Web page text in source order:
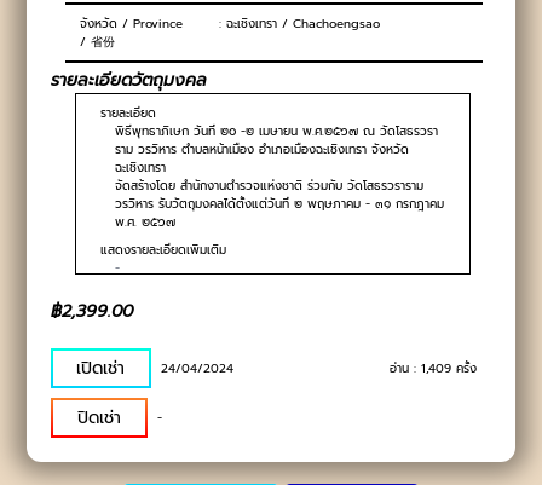
จังหวัด / Province
/ 省份
: ฉะเชิงเทรา / Chachoengsao
รายละเอียดวัตถุมงคล
รายละเอียด
พิธีพุทธาภิเษก วันที่ ๒๐ -๒ เมษายน พ.ศ.๒๕๖๗ ณ วัดโสธรวรา
ราม วรวิหาร ตำบลหน้าเมือง อำเภอเมืองฉะเชิงเทรา จังหวัด
ฉะเชิงเทรา
จัดสร้างโดย สำนักงานตำรวจแห่งชาติ ร่วมกับ วัดโสธรวราราม
วรวิหาร รับวัตถุมงคลได้ตั้งแต่วันที่ ๒ พฤษภาคม - ๓๑ กรกฎาคม
พ.ศ. ๒๕๖๗
แสดงรายละเอียดเพิ่มเติม
-
฿2,399.00
เปิดเช่า 24/04/2024 อ่าน : 1,409ครั้ง
ปิดเช่า -